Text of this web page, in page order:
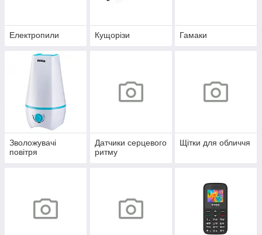
Електропили Кущорізи Гамаки
Зволожувачі
повітря
Датчики серцевого
ритму
Щітки для обличчя